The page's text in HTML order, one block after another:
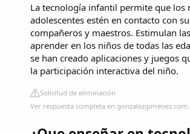
La tecnología infantil permite que los
adolescentes estén en contacto con
compañeros y maestros. Estimulan
aprender en los niños de todas las
se han creado aplicaciones y juegos
la participación interactiva del niño.
Solicitud de eliminación
Ver respuesta completa en